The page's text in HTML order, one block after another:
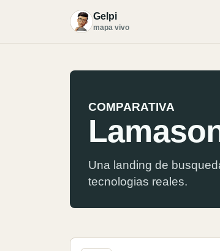
G Gelpi
mapa vivo
COMPARATIVA
Una landing de
tecnologias reales.